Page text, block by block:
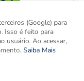
(Google) para
Isso é feito para
usuário. Ao acessar,
Saiba Mais